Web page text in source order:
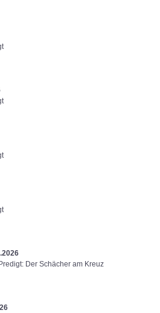
Der Schächer am Kreuz